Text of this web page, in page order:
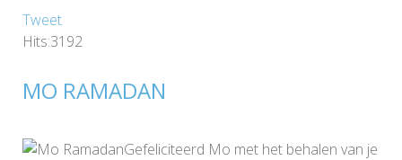
Tweet
Hits:3192
MO RAMADAN
Gefeliciteerd Mo met het behalen van je